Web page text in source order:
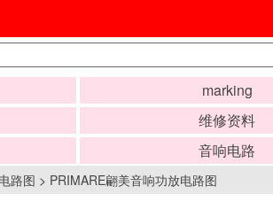
marking
维修资料
音响电路
路图 > PRIMARE翩美音响功放电路图